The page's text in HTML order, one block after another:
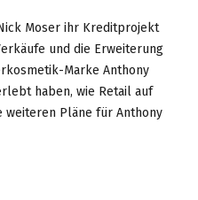
Moser ihr Kreditprojekt
und die Erweiterung
Marke Anthony
haben, wie Retail auf
weiteren Pläne für Anthony